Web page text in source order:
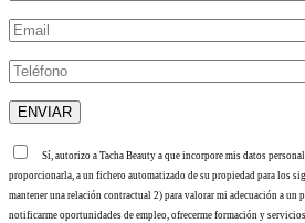
Sí, autorizo a Tacha Beauty a que incorpore mis datos
proporcionarla, a un fichero automatizado de su propiedad para los
mantener una relación contractual 2) para valorar mi adecuación a un
notificarme oportunidades de empleo, ofrecerme formación y